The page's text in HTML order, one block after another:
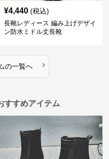
¥4,440 (税込)
長靴レディース 編み上げデザイ
ン防水ミドル丈長靴
の一覧へ ›
すすめアイテム